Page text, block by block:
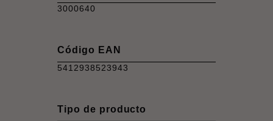
3000640
Código EAN
5412938523943
Tipo de producto